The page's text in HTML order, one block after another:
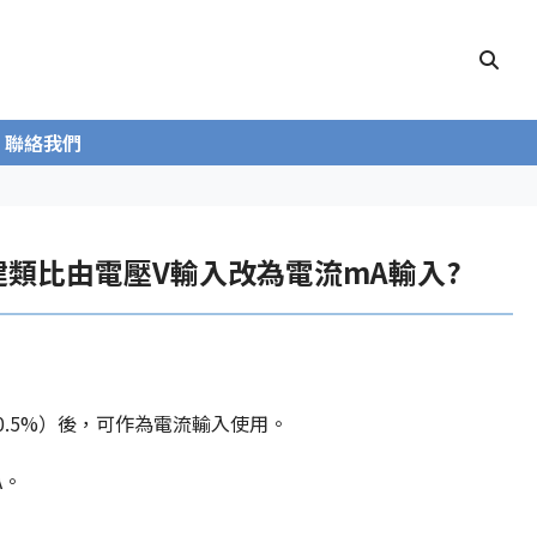
聯絡我們
比由電壓V輸入改為電流mA輸入?
）後，可作為電流輸入使用。